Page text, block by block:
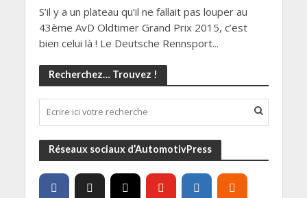
S’il y a un plateau qu’il ne fallait pas louper au
43ème AvD Oldtimer Grand Prix 2015, c’est
bien celui là ! Le Deutsche Rennsport...
Recherchez… Trouvez !
Réseaux sociaux d’AutomotivPress